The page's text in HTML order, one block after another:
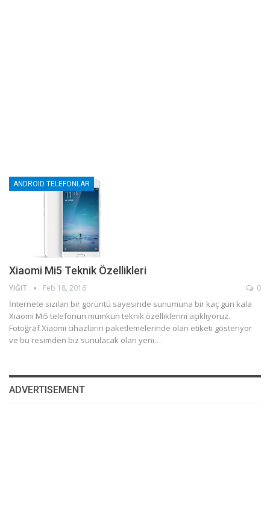
ANDROID TELEFONLAR
Xiaomi Mi5 Teknik Özellikleri
YIĞIT Feb 18, 2016 0
İnternete sızılan bir görüntü sayesinde sunumuna bir kaç gün kala
Xiaomi Mi5 telefonun mümkün teknik özelliklerini açıklıyoruz.
Fotoğraf Xiaomi cihazların paketlemelerinde olan etiketi gösteriyor
ve bu resimden biz sunulacak olan yeni…
ADVERTISEMENT